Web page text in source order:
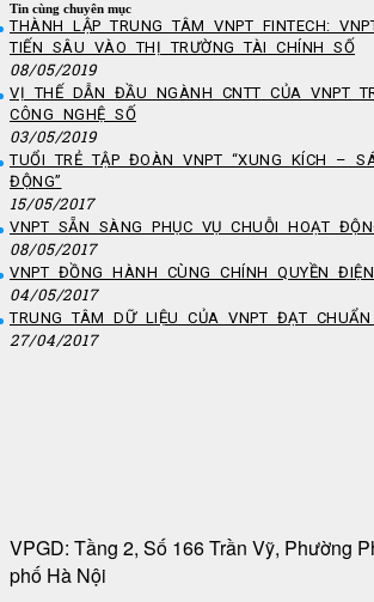
Tin cùng chuyên mục
THÀNH LẬP TRUNG TÂM VNPT FINTECH:
TIẾN SÂU VÀO THỊ TRƯỜNG TÀI CHÍNH SỐ
08/05/2019
VỊ THẾ DẪN ĐẦU NGÀNH CNTT CỦA VNPT
CÔNG NGHỆ SỐ
03/05/2019
TUỔI TRẺ TẬP ĐOÀN VNPT “XUNG KÍCH –
ĐỘNG”
15/05/2017
VNPT SẴN SÀNG PHỤC VỤ CHUỖI HOẠT
08/05/2017
VNPT ĐỒNG HÀNH CÙNG CHÍNH QUYỀN
04/05/2017
TRUNG TÂM DỮ LIỆU CỦA VNPT ĐẠT CHUẨN
27/04/2017
VPGD: Tầng 2, Số 166 Trần Vỹ, Phường
phố Hà Nội